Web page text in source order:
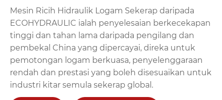
Mesin Ricih Hidraulik Logam Sekerap daripada
ECOHYDRAULIC ialah penyelesaian berkecekapan
tinggi dan tahan lama daripada pengilang dan
pembekal China yang dipercayai, direka untuk
pemotongan logam berkuasa, penyelenggaraan
rendah dan prestasi yang boleh disesuaikan untuk
industri kitar semula sekerap global.